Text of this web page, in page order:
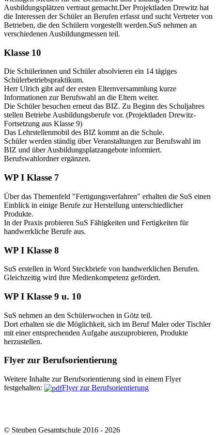
Ausbildungsplätzen vertraut gemacht.Der Projektladen Drewitz hat
die Interessen der Schüler an Berufen erfasst und sucht Vertreter von
Betrieben, die den Schülern vorgestellt werden.SuS nehmen an
verschiedenen Ausbildungmessen teil.
Klasse 10
Die Schülerinnen und Schüler absolvieren ein 14 tägiges
Schülerbetriebspraktikum.
Herr Ulrich gibt auf der ersten Elternversammlung kurze
Informationen zur Berufswahl an die Eltern weiter.
Die Schüler besuchen erneut das BIZ. Zu Beginn des Schuljahres
stellen Betriebe Ausbildungsberufe vor. (Projektladen Drewitz-
Fortsetzung aus Klasse 9)
Das Lehrstellenmobil des BIZ kommt an die Schule.
Schüler werden ständig über Veranstaltungen zur Berufswahl im
BIZ und über Ausbildungsplatzangebote informiert.
Berufswahlordner ergänzen.
WP I Klasse 7
Über das Themenfeld "Fertigungsverfahren" erhalten die SuS einen
Einblick in einige Berufe zur Herstellung unterschiedlicher
Produkte.
In der Praxis probieren SuS Fähigkeiten und Fertigkeiten für
handwerkliche Berufe aus.
WP I Klasse 8
SuS erstellen in Word Steckbriefe von handwerklichen Berufen.
Gleichzeitig wird ihre Medienkompetenz gefördert.
WP I Klasse 9 u. 10
SuS nehmen an den Schülerwochen in Götz teil.
Dort erhalten sie die Möglichkeit, sich im Beruf Maler oder Tischler
mit einer entsprechenden Aufgabe auszuprobieren, Produkte
herzustellen.
Flyer zur Berufsorientierung
Weitere Inhalte zur Berufsorientierung sind in einem Flyer
festgehalten:
Flyer zur Berufsorientierung
© Steuben Gesamtschule 2016 - 2026